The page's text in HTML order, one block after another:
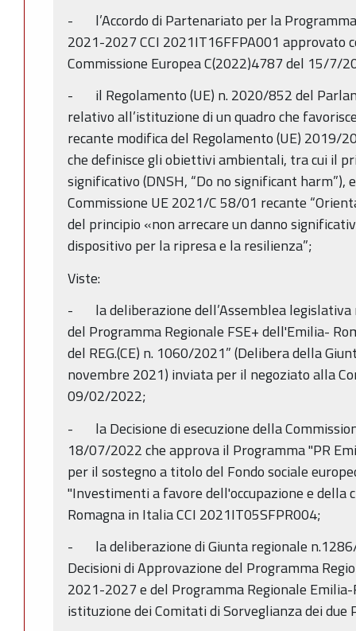
- l’Accordo di Partenariato per la
2021-2027 CCI 2021IT16FFPA001 approvato
Commissione Europea C(2022)4787 del 15/7/
- il Regolamento (UE) n. 2020/852 del
relativo all’istituzione di un quadro che
recante modifica del Regolamento (UE) 2019/
che definisce gli obiettivi ambientali, tra cui il
significativo (DNSH, “Do no significant harm”),
Commissione UE 2021/C 58/01 recante
del principio «non arrecare un danno
dispositivo per la ripresa e la resilienza”;
Viste:
- la deliberazione dell’Assemblea legislativa
del Programma Regionale FSE+ dell'Emilia-
del REG.(CE) n. 1060/2021” (Delibera della
novembre 2021) inviata per il negoziato alla
09/02/2022;
- la Decisione di esecuzione della
18/07/2022 che approva il Programma "PR
per il sostegno a titolo del Fondo sociale
"Investimenti a favore dell'occupazione e della
Romagna in Italia CCI 2021IT05SFPR004;
- la deliberazione di Giunta regionale
Decisioni di Approvazione del Programma
2021-2027 e del Programma Regionale
istituzione dei Comitati di Sorveglianza dei due